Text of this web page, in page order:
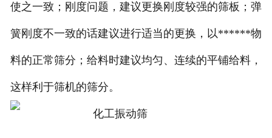
使之一致；刚度问题，建议更换刚度较强的筛板；弹
簧刚度不一致的话建议进行适当的更换，以******物
料的正常筛分；给料时建议均匀、连续的平铺给料，
这样利于筛机的筛分。